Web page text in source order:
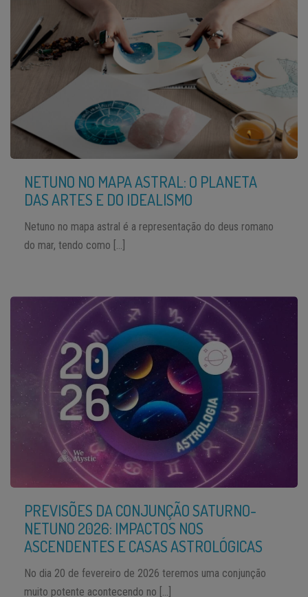
NETUNO NO MAPA ASTRAL: O PLANETA
DAS ARTES E DO IDEALISMO
Netuno no mapa astral é a representação do deus romano
do mar, tendo como […]
PREVISÕES DA CONJUNÇÃO SATURNO-
NETUNO 2026: IMPACTOS NOS
ASCENDENTES E CASAS ASTROLÓGICAS
No dia 20 de fevereiro de 2026 teremos uma conjunção
muito potente acontecendo no […]